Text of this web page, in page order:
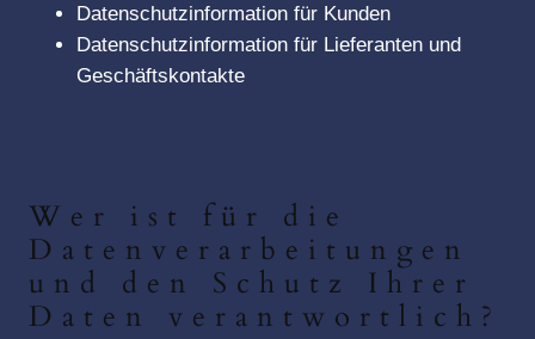
Datenschutzinformation für Kunden
Datenschutzinformation für Lieferanten und
Geschäftskontakte
Wer ist für die
Datenverarbeitungen
und den Schutz Ihrer
Daten verantwortlich?